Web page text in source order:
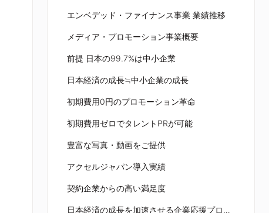
エンベデッド・ファイナンス事業 業績推移
メディア・プロモーション事業概要
前提 日本の99.7%は中小企業
日本経済の成長≒中小企業の成長
初期費用0円のプロモーション革命
初期費用ゼロでタレントPRが可能
豊富な写真・動画をご提供
アクセルジャパン導入実績
契約企業からの高い満足度
日本経済の成長を加速させる企業応援プロジェクト